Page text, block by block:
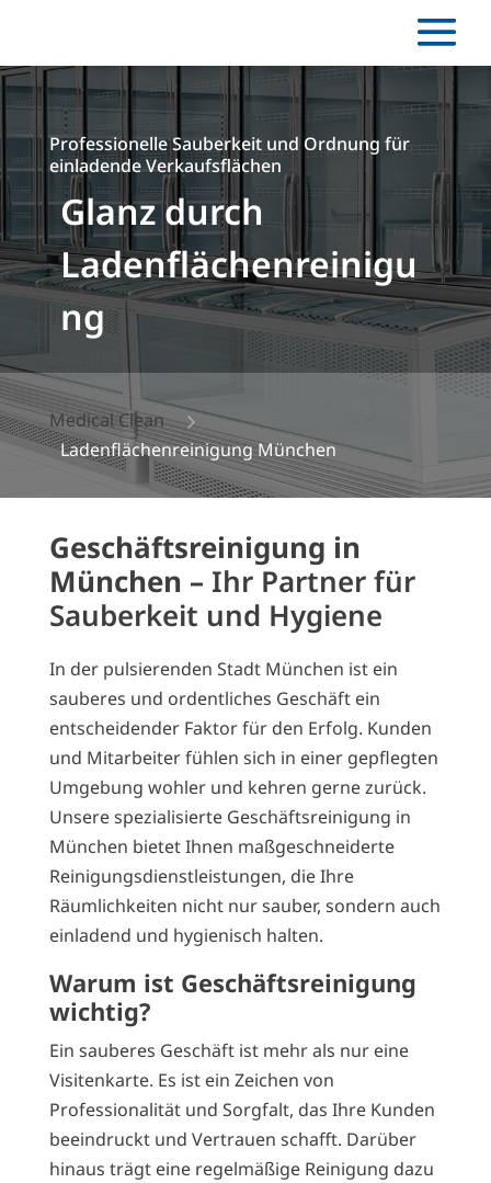
Professionelle Sauberkeit und Ordnung für
einladende Verkaufsflächen
Glanz durch
Ladenflächenreinigu
ng
Medical Clean 5
Ladenflächenreinigung München
Geschäftsreinigung in
München – Ihr Partner für
Sauberkeit und Hygiene
In der pulsierenden Stadt München ist ein
sauberes und ordentliches Geschäft ein
entscheidender Faktor für den Erfolg. Kunden
und Mitarbeiter fühlen sich in einer gepflegten
Umgebung wohler und kehren gerne zurück.
Unsere spezialisierte Geschäftsreinigung in
München bietet Ihnen maßgeschneiderte
Reinigungsdienstleistungen, die Ihre
Räumlichkeiten nicht nur sauber, sondern auch
einladend und hygienisch halten.
Warum ist Geschäftsreinigung
wichtig?
Ein sauberes Geschäft ist mehr als nur eine
Visitenkarte. Es ist ein Zeichen von
Professionalität und Sorgfalt, das Ihre Kunden
beeindruckt und Vertrauen schafft. Darüber
hinaus trägt eine regelmäßige Reinigung dazu